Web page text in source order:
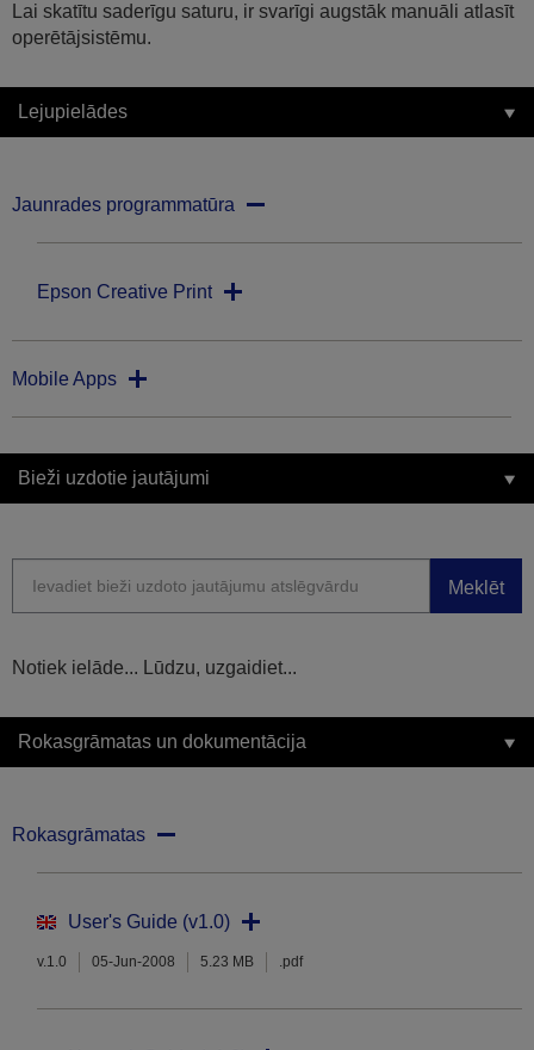
Lai skatītu saderīgu saturu, ir svarīgi augstāk manuāli atlasīt
operētājsistēmu.
Lejupielādes
Jaunrades programmatūra
Epson Creative Print
Mobile Apps
Bieži uzdotie jautājumi
Meklēt
Notiek ielāde... Lūdzu, uzgaidiet...
Rokasgrāmatas un dokumentācija
Rokasgrāmatas
User's Guide (v1.0)
v.1.0 05-Jun-2008 5.23 MB .pdf